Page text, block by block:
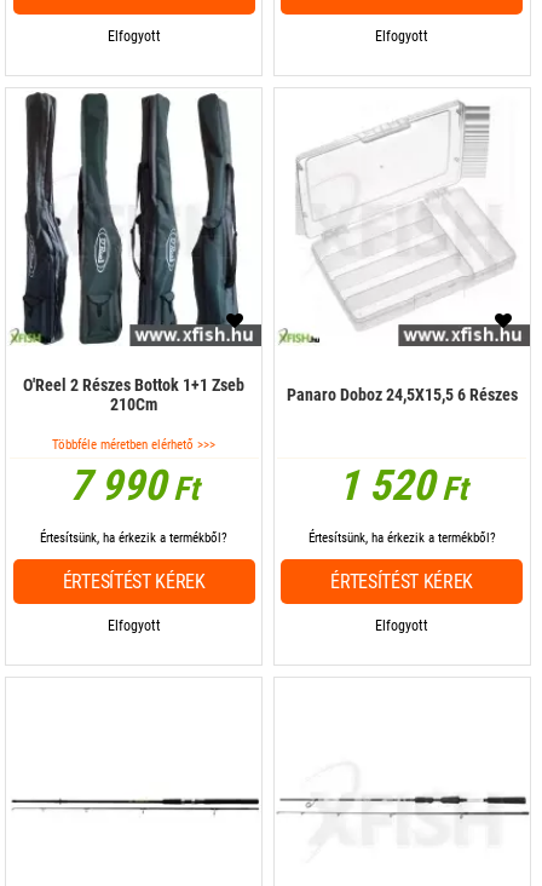
Elfogyott Elfogyott
O'Reel 2 Részes Bottok 1+1 Zseb
210Cm
Többféle méretben elérhető >>>
7 990Ft
Elfogyott
Értesítsünk, ha érkezik a termékből?
ÉRTESÍTÉST KÉREK
Panaro Doboz 24,5X15,5 6 Részes
1 520Ft
Elfogyott
Értesítsünk, ha érkezik a termékből?
ÉRTESÍTÉST KÉREK